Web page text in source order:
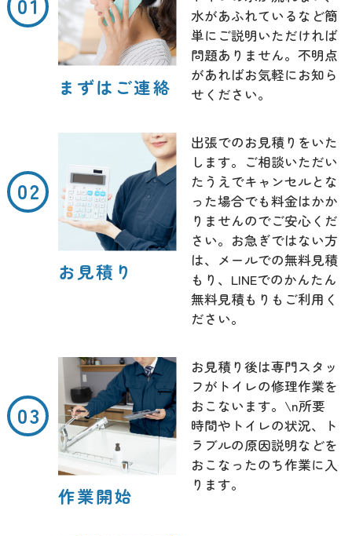
まずはご連絡
水があふれているなど簡
単にご説明いただければ
問題ありません。不明点
があればお気軽にお知ら
せください。
お見積り
出張でのお見積りをいた
します。ご相談いただい
たうえでキャンセルとな
った場合でも料金はかか
りませんのでご安心くだ
さい。お急ぎではない方
は、メールでの無料見積
もり、LINEでのかんたん
無料見積もりもご利用く
ださい。
作業開始
お見積り後は専門スタッ
フがトイレの修理作業を
おこないます。\n所要
時間やトイレの状況、ト
ラブルの原因説明などを
おこなったのち作業に入
ります。